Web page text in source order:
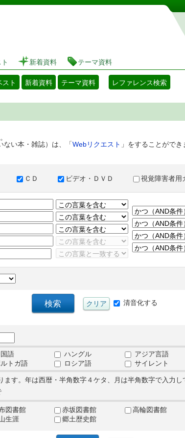
区立図書館 蔵書検索・予約システム
新着資料 テーマ資料
ト 新着資料 テーマ資料 レファレンス検索
ない本・雑誌）は、「Webリクエスト 」をすることができ
ＣＤ ビデオ・ＤＶＤ 視覚障害者
清音化する
語 ハングル アジア言語
トガ語 ロシア語 サイレント
す。年は西暦・半角数字４ケタ、月は半角数字で入力し
図書館 赤坂図書館 高輪図書館
生涯 郷土歴史館